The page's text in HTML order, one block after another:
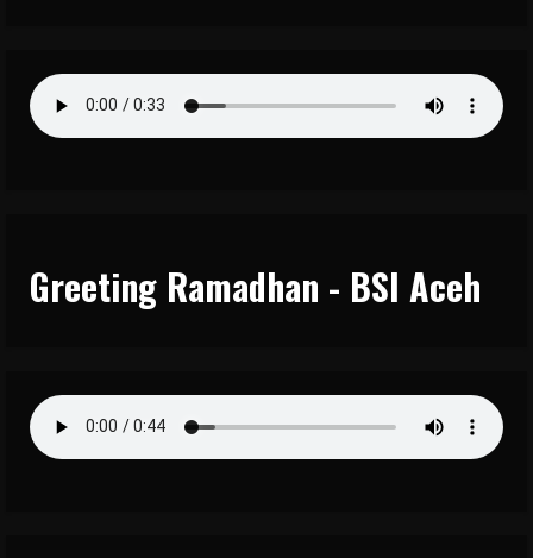
Greeting Ramadhan - BSI Aceh